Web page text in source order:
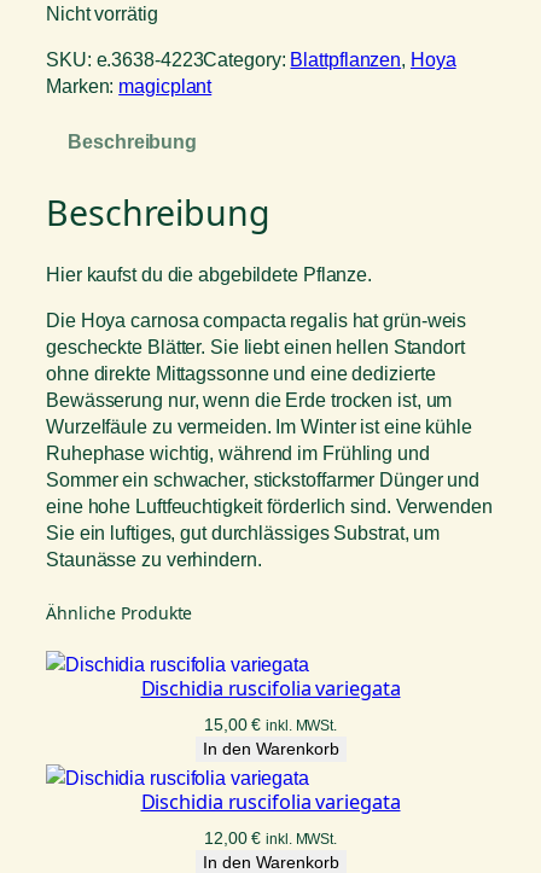
Nicht vorrätig
SKU: e.3638-4223Category: Blattpflanzen, Hoya
Marken: magicplant
Beschreibung
Beschreibung
Hier kaufst du die abgebildete Pflanze.
Die Hoya carnosa compacta regalis hat grün-weis
gescheckte Blätter. Sie liebt einen hellen Standort
ohne direkte Mittagssonne und eine dedizierte
Bewässerung nur, wenn die Erde trocken ist, um
Wurzelfäule zu vermeiden. Im Winter ist eine kühle
Ruhephase wichtig, während im Frühling und
Sommer ein schwacher, stickstoffarmer Dünger und
eine hohe Luftfeuchtigkeit förderlich sind. Verwenden
Sie ein luftiges, gut durchlässiges Substrat, um
Staunässe zu verhindern.
Ähnliche Produkte
Dischidia ruscifolia variegata
15,00€ inkl. MWSt.
In den Warenkorb
Dischidia ruscifolia variegata
12,00€ inkl. MWSt.
In den Warenkorb